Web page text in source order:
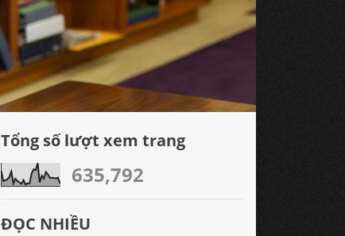
Tổng số lượt xem trang
635,792
ĐỌC NHIỀU